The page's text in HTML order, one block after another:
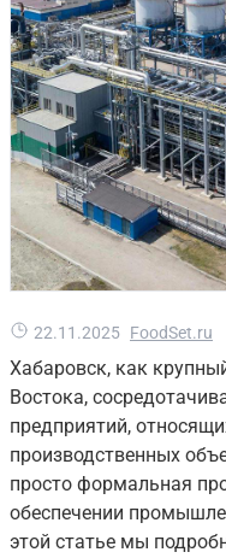
22.11.2025 FoodSet.ru
Хабаровск, как
Востока,
предприятий,
производственных
просто формальная
обеспечении
этой статье мы